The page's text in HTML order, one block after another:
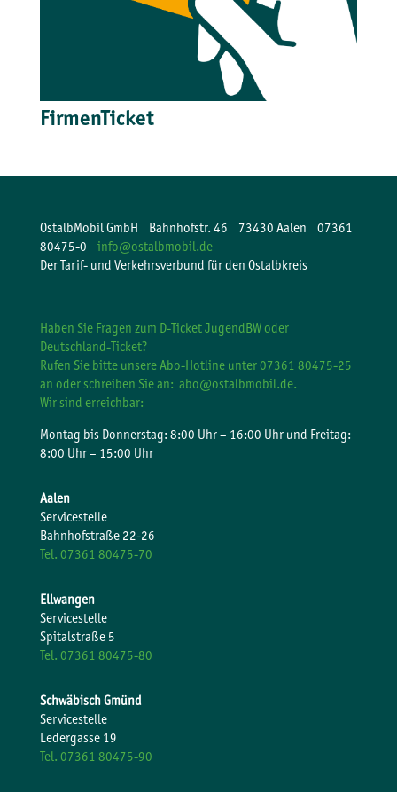
FirmenTicket
OstalbMobil GmbH Bahnhofstr. 46 73430 Aalen 07361
80475-0 info@ostalbmobil.de
Der Tarif- und Verkehrsverbund für den Ostalbkreis
Haben Sie Fragen zum D-Ticket JugendBW oder
Deutschland-Ticket?
Rufen Sie bitte unsere Abo-Hotline unter 07361 80475-25
an oder schreiben Sie an: abo@ostalbmobil.de.
Wir sind erreichbar:
Montag bis Donnerstag: 8:00 Uhr – 16:00 Uhr und Freitag:
8:00 Uhr – 15:00 Uhr
Aalen
Servicestelle
Bahnhofstraße 22-26
Tel. 07361 80475-70
Ellwangen
Servicestelle
Spitalstraße 5
Tel. 07361 80475-80
Schwäbisch Gmünd
Servicestelle
Ledergasse 19
Tel. 07361 80475-90